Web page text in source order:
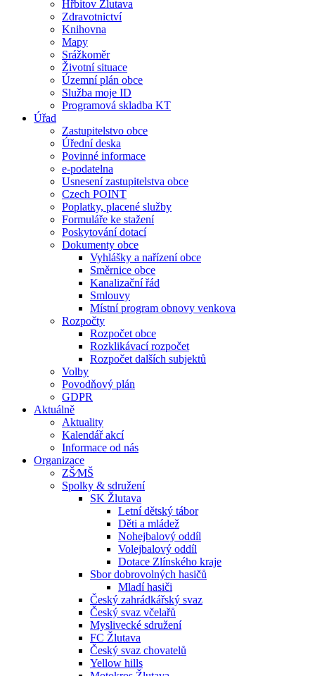
Hřbitov Žlutava
Zdravotnictví
Knihovna
Mapy
Srážkoměr
Životní situace
Územní plán obce
Služba moje ID
Programová skladba KT
Úřad
Zastupitelstvo obce
Úřední deska
Povinné informace
e-podatelna
Usnesení zastupitelstva obce
Czech POINT
Poplatky, placené služby
Formuláře ke stažení
Poskytování dotací
Dokumenty obce
Vyhlášky a nařízení obce
Směrnice obce
Kanalizační řád
Smlouvy
Místní program obnovy venkova
Rozpočty
Rozpočet obce
Rozklikávací rozpočet
Rozpočet dalších subjektů
Volby
Povodňový plán
GDPR
Aktuálně
Aktuality
Kalendář akcí
Informace od nás
Organizace
ZŠ⁄MŠ
Spolky & sdružení
SK Žlutava
Letní dětský tábor
Děti a mládež
Nohejbalový oddíl
Volejbalový oddíl
Dotace Zlínského kraje
Sbor dobrovolných hasičů
Mladí hasiči
Český zahrádkářský svaz
Český svaz včelařů
Myslivecké sdružení
FC Žlutava
Český svaz chovatelů
Yellow hills